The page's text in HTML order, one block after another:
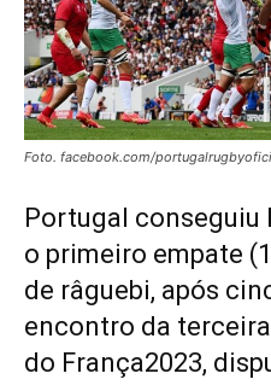
Foto. facebook.com/
Portugal conseguiu
o primeiro empate
de râguebi, após
encontro da
do França2023,